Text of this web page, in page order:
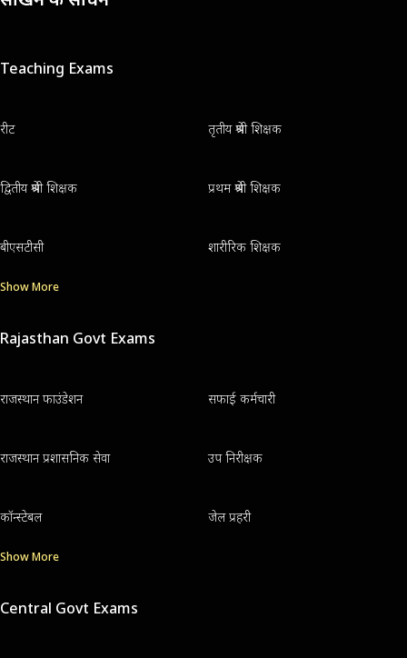
Teaching Exams
रीट तृतीय श्रेणी शिक्षक
द्वितीय श्रेणी शिक्षक प्रथम श्रेणी शिक्षक
बीएसटीसी शारीरिक शिक्षक
Show More
Rajasthan Govt Exams
राजस्थान फाउंडेशन सफाई कर्मचारी
राजस्थान प्रशासनिक सेवा उप निरीक्षक
कॉन्स्टेबल जेल प्रहरी
Show More
Central Govt Exams